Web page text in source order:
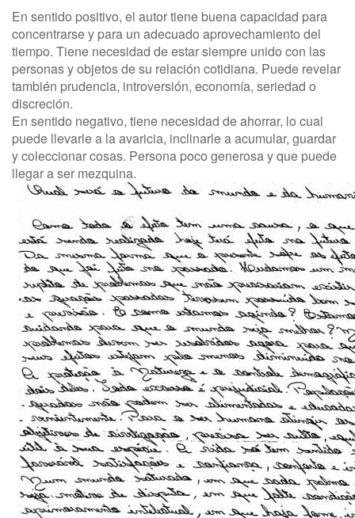
En sentido positivo, el autor tiene buena capacidad para
concentrarse y para un adecuado aprovechamiento del
tiempo. Tiene necesidad de estar siempre unido con las
personas y objetos de su relación cotidiana. Puede revelar
también prudencia, introversión, economía, seriedad o
discreción.
En sentido negativo, tiene necesidad de ahorrar, lo cual
puede llevarle a la avaricia, inclinarle a acumular, guardar
y coleccionar cosas. Persona poco generosa y que puede
llegar a ser mezquina.